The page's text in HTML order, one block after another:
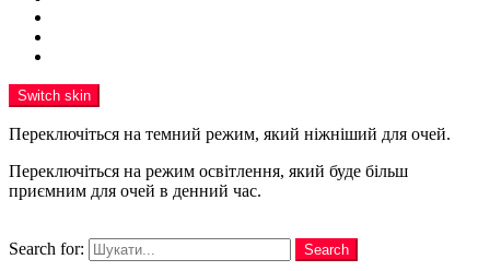
Switch skin
Переключіться на темний режим, який ніжніший для очей.
Переключіться на режим освітлення, який буде більш
приємним для очей в денний час.
Search for:
Search